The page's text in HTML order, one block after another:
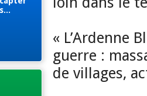
« L’Ardenne
guerre :
de villages,